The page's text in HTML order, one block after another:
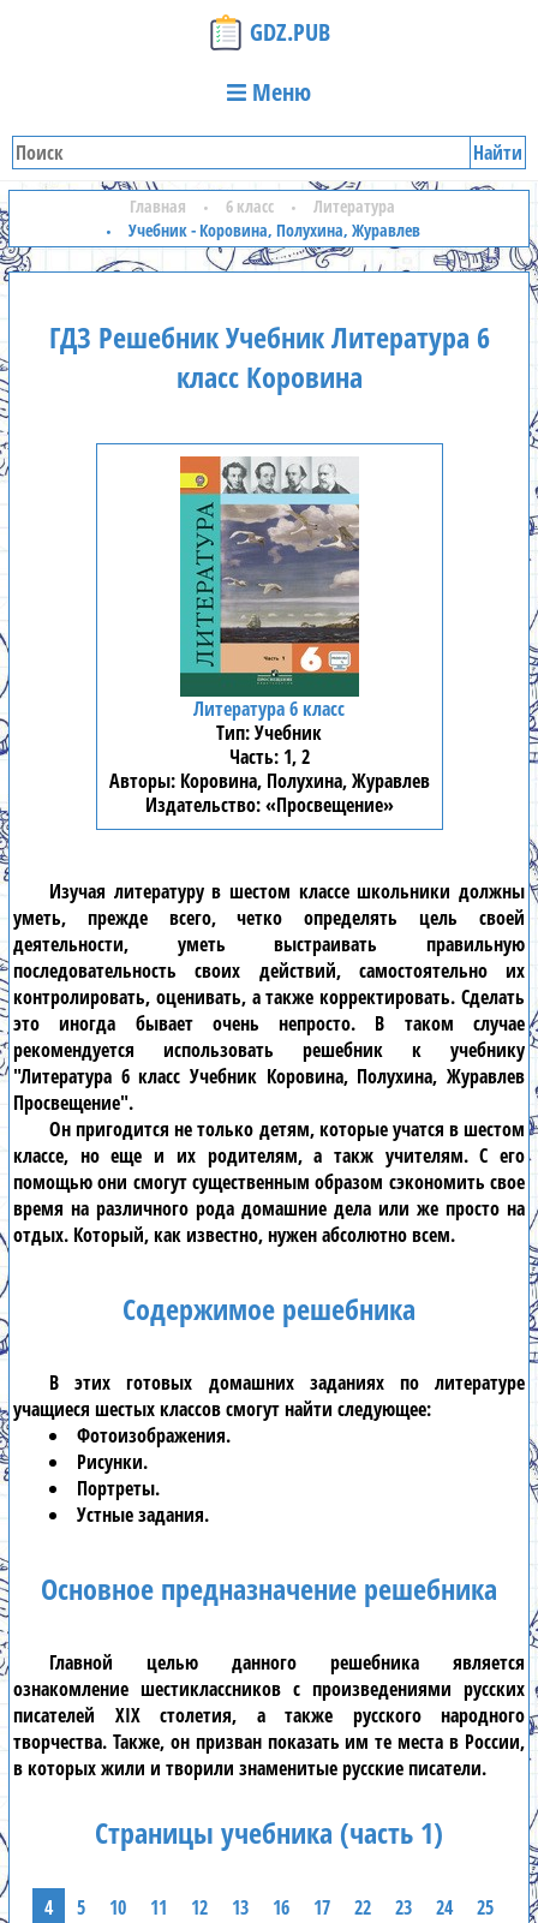
GDZ.PUB
Меню
Найти
Главная 6 класс
Литература
Учебник - Коровина, Полухина, Журавлев
ГДЗ Решебник Учебник Литература 6
класс Коровина
Литература 6 класс
Учебник
1, 2
Коровина, Полухина, Журавлев
«Просвещение»
Изучая литературу в шестом классешкольники должны
уметь, прежде всего, четко определять цель своей
деятельности, уметь выстраивать правильную
последовательность своих действий, самостоятельно их
контролировать, оценивать, а также корректировать. Сделать
это иногда бывает очень непросто. В таком случае
рекомендуется использовать решебник к учебнику
"Литература 6 класс Учебник Коровина, Полухина, Журавлев
Просвещение".
Он пригодится не только детям, которые учатся вшестом
классе, но еще и их родителям, а такж учителям. С его
помощью они смогут существенным образом сэкономить свое
время на различного рода домашние дела или же просто на
отдых. Который, как известно, нужен абсолютно всем.
Содержимое решебника
В этихготовых домашних заданиях по литературе
учащиеся шестых классовсмогут найти следующее:
Фотоизображения.
Рисунки.
Портреты.
Устные задания.
Основное предназначение решебника
Главной целью данного решебника является
ознакомление шестиклассников с произведениями русских
писателей XIX столетия, а также русского народного
творчества. Также, он призван показать им те места в России,
в которых жили и творили знаменитые русские писатели.
Страницы учебника (часть 1)
4 5 10 11 12 13 16 17 22 23 24
25